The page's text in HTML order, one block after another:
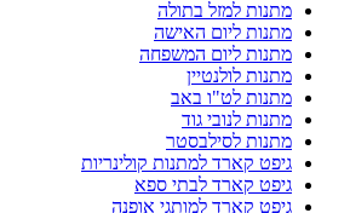
מתנות למזל בתולה
מתנות ליום האישה
מתנות ליום המשפחה
מתנות לולנטיין
מתנות לט"ו באב
מתנות לנובי גוד
מתנות לסילבסטר
גיפט קארד למתנות קולינריות
גיפט קארד לבתי ספא
גיפט קארד למותגי אופנה